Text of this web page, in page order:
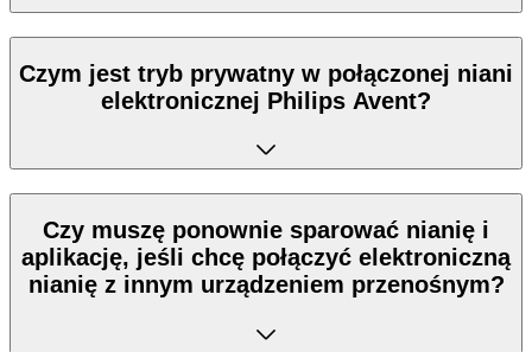
Czym jest tryb prywatny w połączonej niani
elektronicznej Philips Avent?
Czy muszę ponownie sparować nianię i
aplikację, jeśli chcę połączyć elektroniczną
nianię z innym urządzeniem przenośnym?